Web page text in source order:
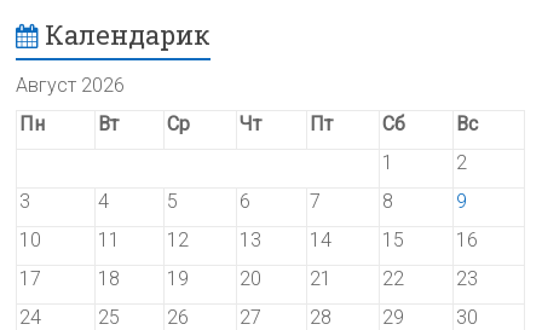
Календарик
Август 2026
Пн
Вт Ср Чт Пт Сб
Вс
1
2
3
4 5 6 7 8
9
10
11 12 13 14 15
16
17
18 19 20 21 22
23
24
25 26 27 28 29
30